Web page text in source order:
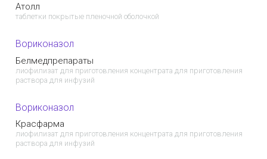
Атолл
таблетки покрытые пленочной оболочкой
Вориконазол
Белмедпрепараты
лиофилизат для приготовления концентрата для приготовления
раствора для инфузий
Вориконазол
Красфарма
лиофилизат для приготовления концентрата для приготовления
раствора для инфузий